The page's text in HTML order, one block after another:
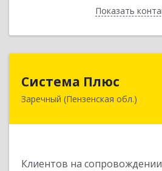
ПоказатьНазад
Система Плюс
Заречный (Пензенская обл.)
Клиентов на сопровождении
442960,